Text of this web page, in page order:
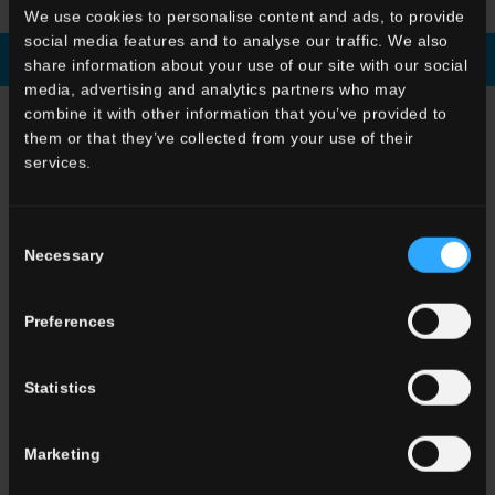
We use cookies to personalise content and ads, to provide
social media features and to analyse our traffic. We also
share information about your use of our site with our social
media, advertising and analytics partners who may
combine it with other information that you’ve provided to
them or that they’ve collected from your use of their
services.
Selection
Necessary
Preferences
Statistics
Marketing
Broschüre Runterladen Fordern sie informationen
WÄHLEN SIE EINE SERIE AUS